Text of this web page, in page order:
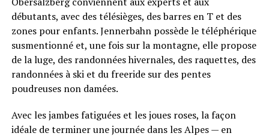
débutants, avec des télésièges, des barres en T et des
zones pour enfants. Jennerbahn possède le téléphérique
susmentionné et, une fois sur la montagne, elle propose
de la luge, des randonnées hivernales, des raquettes, des
randonnées à ski et du freeride sur des pentes
poudreuses non damées.
Avec les jambes fatiguées et les joues roses, la façon
idéale de terminer une journée dans les Alpes — en